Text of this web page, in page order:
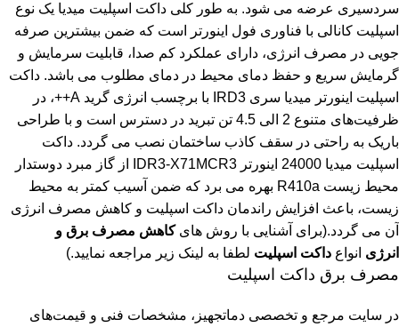
سردسیری عرضه می شود. به طور کلی داکت اسپلیت میدیا یک نوع
اسپلیت کانالی با فناوری فول اینورتر است که ضمن بیشترین صرفه
جویی در مصرف انرژی، دارای عملکرد کم صدا، قابلیت سرمایش و
گرمایش سریع و حفظ دمای محیط در دمای مطلوب می باشد. داکت
اسپلیت اینورتر میدیا سری IRD3 با برچسب انرژی گرید A++، در
ظرفیت‌های متنوع 2 الی 4.5 تن تبرید در دسترس است و با طراحی
باریک به راحتی در سقف کاذب ساختمان نصب می گردد. داکت
اسپلیت میدیا 24000 اینورتر IDR3-X71MCR3 از گاز مبرد دوستدار
محیط زیست R410a بهره می برد که ضمن آسیب کمتر به محیط
زیست، باعث افزایش راندمان داکت اسپلیت و کاهش مصرف انرژی
آن می گردد.(برای آشنایی با روش هایکاهش مصرف برق و
انرژی انواع داکت اسپلیت لطفا به لینک زیر مراجعه نمایید.)
مصرف برق داکت اسپلیت
در سایت مرجع و تخصصی دماتجهیز، مشخصات فنی و قیمت‌های